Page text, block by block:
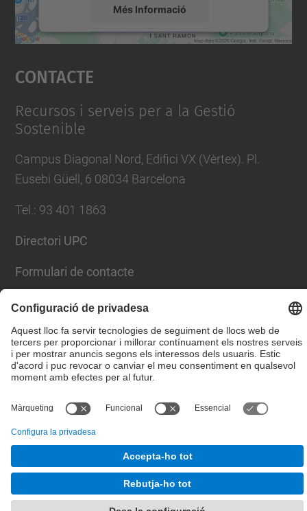
Més Informació
Accepta
powered by
Contacte
Recursos i serveis per a la Gestió
Sostenible
Campus Diagonal Nord, Edifici VX (Vèrtex). Pl.
Eusebi Güell, 6 08034 Barcelona
Tel. : 93 401 1863
Directori UPC
Formulari de contacte
© UPC
Accessibilitat
Avís legal